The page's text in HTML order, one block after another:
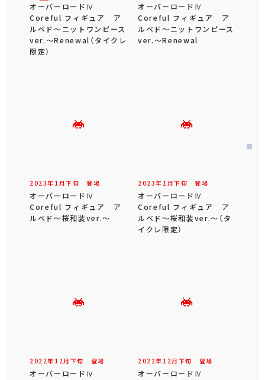
オーバーロードⅣ
Coreful フィギュア ア
ルベド～ニットワンピース
ver.～Renewal（タイクレ
限定）
オーバーロードⅣ
Coreful フィギュア ア
ルベド～ニットワンピース
ver.～Renewal
2023年 1 月下旬 登場
オーバーロードⅣ
Coreful フィギュア ア
ルベド～桜和装ver.～
2023年 1 月下旬 登場
オーバーロードⅣ
Coreful フィギュア ア
ルベド～桜和装ver.～（タ
イクレ限定）
2022年 12 月 下旬 登場
オーバーロードⅣ
2022年 12 月 下旬 登場
オーバーロードⅣ